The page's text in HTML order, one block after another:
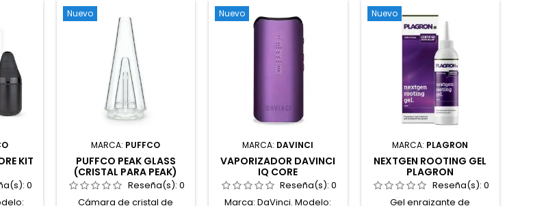
selección premium.
selección premium.
uniforme. Funcionamiento
mediante un único botón.
Fácil limpieza y
mantenimiento. Fabricado
en aluminio anodizado de
alta calidad. Carga
mediante USB.
KIT
0
Nuevo
MARCA: PUFFCO
PUFFCO PEAK GLASS
(CRISTAL PARA PEAK)
Reseña(s): 0
Cámara de cristal de
Nuevo
MARCA: DAVINCI
VAPORIZADOR DAVINCI
IQ CORE
Reseña(s):0
Marca: DaVinci. Modelo:
Nuevo
MARCA: PLAGRON
NEXTGEN ROOTING GEL
PLAGRON
Reseña(s): 0
Gel enraizante de